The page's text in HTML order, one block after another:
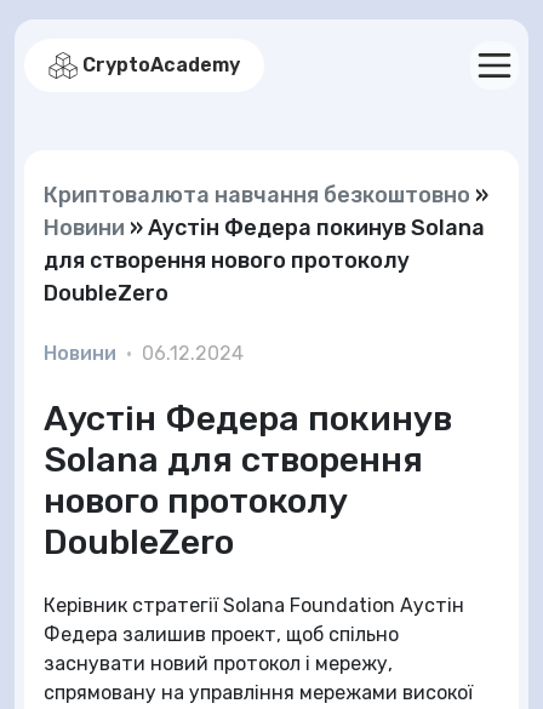
CryptoAcademy
Криптовалюта навчання безкоштовно »
Новини »Аустін Федера покинув Solana
для створення нового протоколу
DoubleZero
Новини • 06.12.2024
Аустін Федера покинув
Solana для створення
нового протоколу
DoubleZero
Керівник стратегії Solana Foundation Аустін
Федера залишив проект, щоб спільно
заснувати новий протокол і мережу,
спрямовану на управління мережами високої